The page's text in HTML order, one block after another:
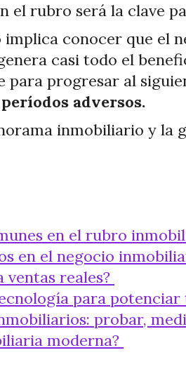
el rubro será la clave
conocer que el
casi todo el
progresar al
adversos.
inmobiliario y la
en el rubro
en el negocio
ventas reales?
para potenciar
probar,
moderna?